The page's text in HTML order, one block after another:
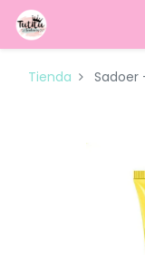
Tienda Sadoer